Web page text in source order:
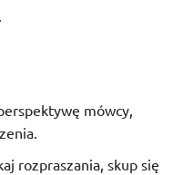
mówcy,
rozpraszania, skup się